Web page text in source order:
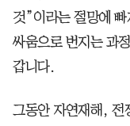
것”이라는 절망에
싸움으로 번지는 과
갑니다.
그동안 자연재해,